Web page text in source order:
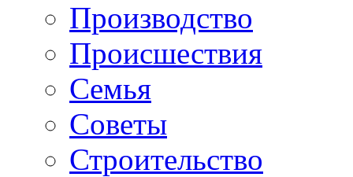
Производство
Происшествия
Семья
Советы
Строительство